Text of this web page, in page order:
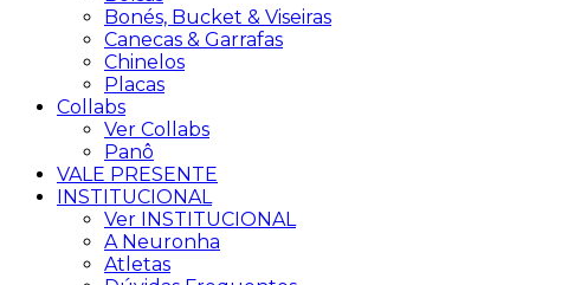
Bonés, Bucket & Viseiras
Canecas & Garrafas
Chinelos
Placas
Collabs
Ver Collabs
Panô
VALE PRESENTE
INSTITUCIONAL
Ver INSTITUCIONAL
A Neuronha
Atletas